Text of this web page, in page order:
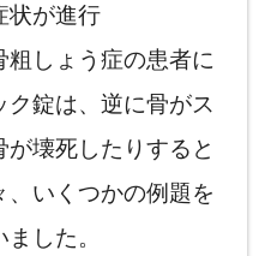
状が進行
しょう症の患者に
錠は、逆に骨がス
壊死したりすると
いくつかの例題を
した。